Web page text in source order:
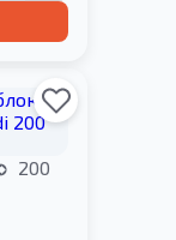
200